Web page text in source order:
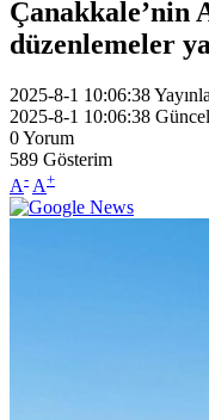
Çanakkale’nin
düzenlemeler
2025-8-1 10:06:38
2025-8-1 10:06:38
0Yorum
589 Gösterim
A- A+